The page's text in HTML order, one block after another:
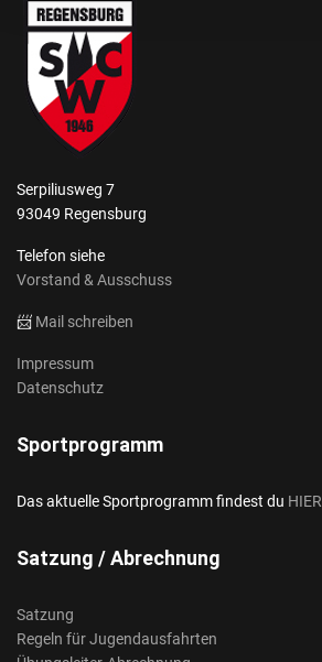
Serpiliusweg 7
93049 Regensburg
Telefon siehe
Vorstand & Ausschuss
📨 Mail schreiben
Impressum
Datenschutz
Sportprogramm
Das aktuelle Sportprogramm findest du HIER
Satzung / Abrechnung
Satzung
Regeln für Jugendausfahrten